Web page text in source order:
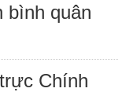
bình quân
Chính